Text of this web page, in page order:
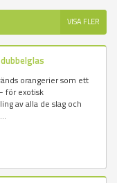
VISA FLER
orangerier som ett
för exotisk
av alla de slag och